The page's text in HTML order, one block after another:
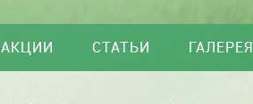
АКЦИИ СТАТЬИ ГАЛЕРЕЯ